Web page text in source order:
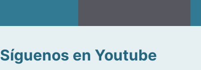
Síguenos en Youtube